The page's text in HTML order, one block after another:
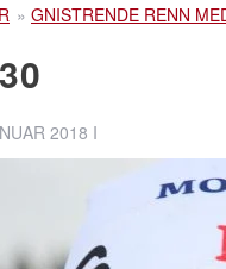
» GNISTRENDE RENN
2018 I